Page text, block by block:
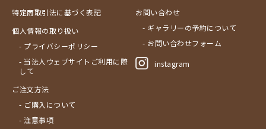
特定商取引法に基づく表記
個人情報の取り扱い
- プライバシーポリシー
- 当法人ウェブサイトご利用に際
して
ご注文方法
- ご購入について
- 注意事項
お問い合わせ
- ギャラリーの予約について
- お問い合わせフォーム
instagram